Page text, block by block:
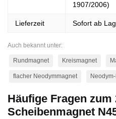
1907/2006)
Lieferzeit Sofort ab
Auch bekannt unter:
Rundmagnet Kreismagnet
flacher Neodymmagnet
Häufige Fragen zum
Scheibenmagnet